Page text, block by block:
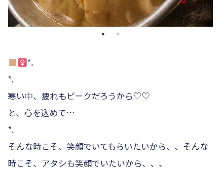
*.
*.
寒い中、疲れもピークだろうから♡♡
と、心を込めて…
*.
そんな時こそ、笑顔でいてもらいたいから、、そんな
時こそ、アタシも笑顔でいたいから、、、